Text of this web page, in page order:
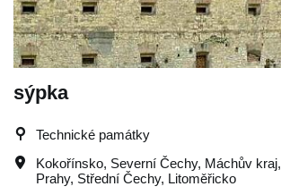
sýpka
Technické památky
Kokořínsko, Severní Čechy, Máchův kraj,
Prahy, Střední Čechy, Litoměřicko